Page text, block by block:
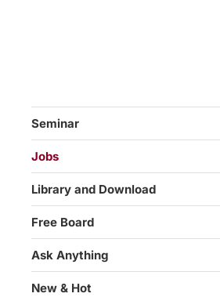
Seminar
Jobs
Library and Download
Free Board
Ask Anything
New & Hot